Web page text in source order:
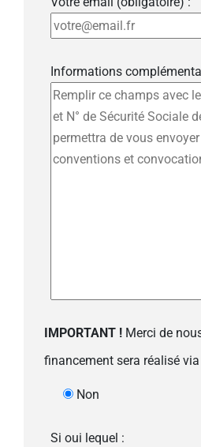
Informations
IMPORTANT ! Merci de
financement sera réalisé via
Non
Si oui lequel :